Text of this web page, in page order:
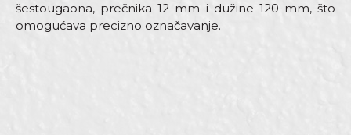
šestougaona, prečnika 12 mm i dužine 120 mm, što
omogućava precizno označavanje.